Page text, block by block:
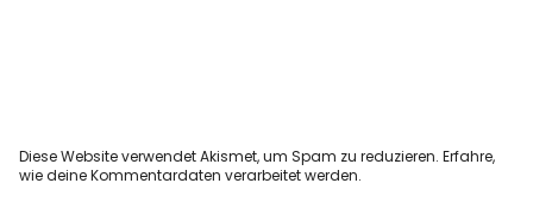
Diese Website verwendet Akismet, um Spam zu reduzieren.Erfahre,
wie deine Kommentardaten verarbeitet werden.